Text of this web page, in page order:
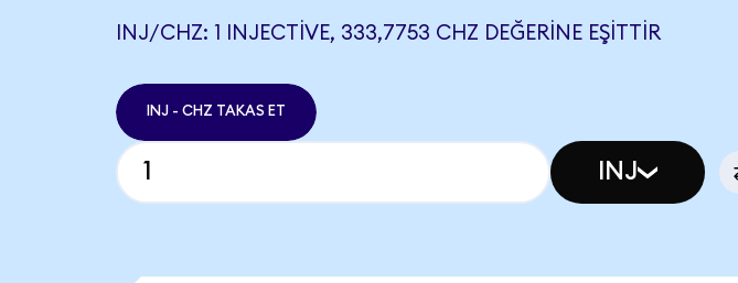
INJ/CHZ: 1 INJECTIVE, 333,7753 CHZ DEĞERINE EŞITTIR
INJ - CHZ TAKAS ET
INJ